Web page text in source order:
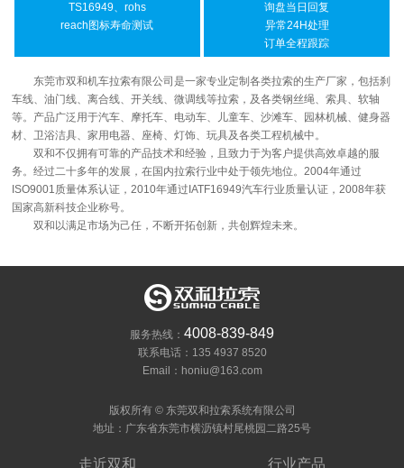
TS16949、rohs
reach图标寿命测试
询盘当日回复
异常24H处理
订单全程跟踪
东莞市双和机车拉索有限公司是一家专业定制各类拉索的生产厂家，包括刹
车线、油门线、离合线、开关线、微调线等拉索，及各类钢丝绳、索具、软轴
等。产品广泛用于汽车、摩托车、电动车、儿童车、沙滩车、园林机械、健身器
材、卫浴洁具、家用电器、座椅、灯饰、玩具及各类工程机械中。
双和不仅拥有可靠的产品技术和经验，且致力于为客户提供高效卓越的服
务。经过二十多年的发展，在国内拉索行业中处于领先地位。2004年通过
ISO9001质量体系认证，2010年通过IATF16949汽车行业质量认证，2008年获
国家高新科技企业称号。
双和以满足市场为己任，不断开拓创新，共创辉煌未来。
服务热线： 4008-839-849
联系电话：135 4937 8520
Email：honiu@163.com
版权所有 © 东莞双和拉索系统有限公司
地址：广东省东莞市横沥镇村尾桃园二路25号
走近双和 行业产品